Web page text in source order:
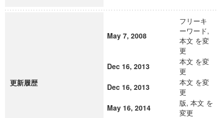
更新履歴
May 7, 2008
フリーキ
ーワード,
本文 を変
更
Dec 16, 2013
本文 を変
更
Dec 16, 2013
本文 を変
更
May 16, 2014
版, 本文 を
変更